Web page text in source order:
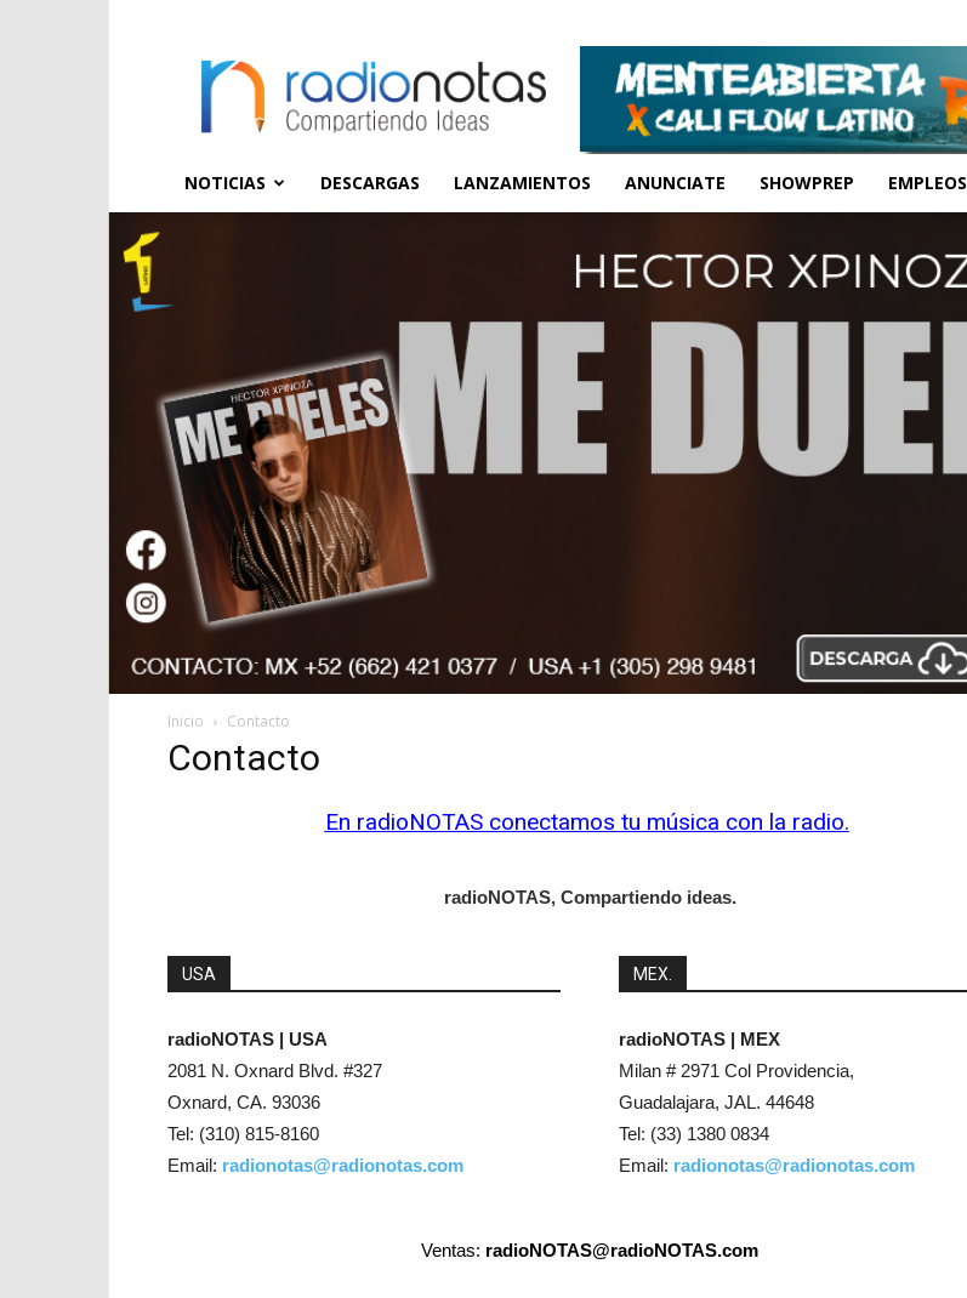
NOTICIAS DESCARGAS LANZAMIENTOS ANUNCIATE SHOWPREP EMPLEOS
Inicio Contacto
Contacto
En radioNOTAS conectamos tu música con la radio.
radioNOTAS, Compartiendo ideas.
USA
radioNOTAS | USA
2081 N. Oxnard Blvd. #327
Oxnard, CA. 93036
Tel: (310) 815-8160
Email: radionotas@radionotas.com
MEX.
radioNOTAS | MEX
Milan # 2971 Col Providencia,
Guadalajara, JAL. 44648
Tel: (33) 1380 0834
Email: radionotas@radionotas.com
Ventas: radioNOTAS@radioNOTAS.com